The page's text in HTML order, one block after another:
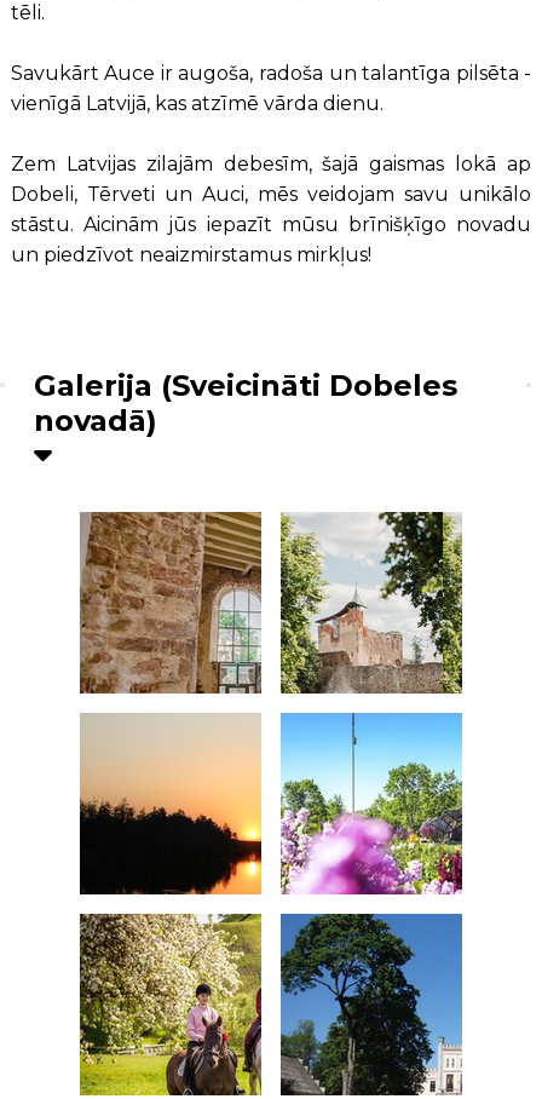
tēli.
Savukārt Auce ir augoša, radoša un talantīga pilsēta -
vienīgā Latvijā, kas atzīmē vārda dienu.
Zem Latvijas zilajām debesīm, šajā gaismas lokā ap
Dobeli, Tērveti un Auci, mēs veidojam savu unikālo
stāstu. Aicinām jūs iepazīt mūsu brīnišķīgo novadu
un piedzīvot neaizmirstamus mirkļus!
Galerija (Sveicināti Dobeles
novadā)